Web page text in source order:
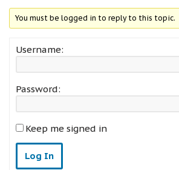
You must be logged in to reply to this topic.
Username:
Password:
Keep me signed in
Log In